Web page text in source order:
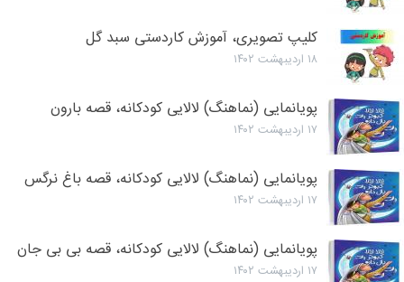
کلیپ تصویری، آموزش کاردستی سبد گل
۱۸ اردیبهشت ۱۴۰۲
پویانمایی (نماهنگ) لالایی کودکانه، قصه بارون
۱۷ اردیبهشت ۱۴۰۲
پویانمایی (نماهنگ) لالایی کودکانه، قصه باغ نرگس
۱۷ اردیبهشت ۱۴۰۲
پویانمایی (نماهنگ) لالایی کودکانه، قصه بی بی جان
۱۷ اردیبهشت ۱۴۰۲